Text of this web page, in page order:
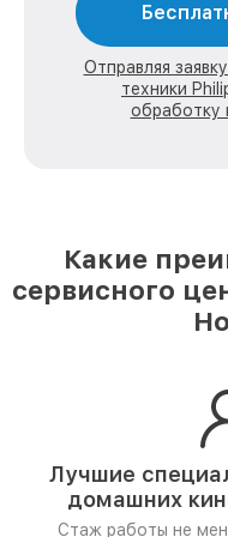
Отправляя
техники
обработку
Какие
сервисного
Лучшие
домашних
Стаж работы не